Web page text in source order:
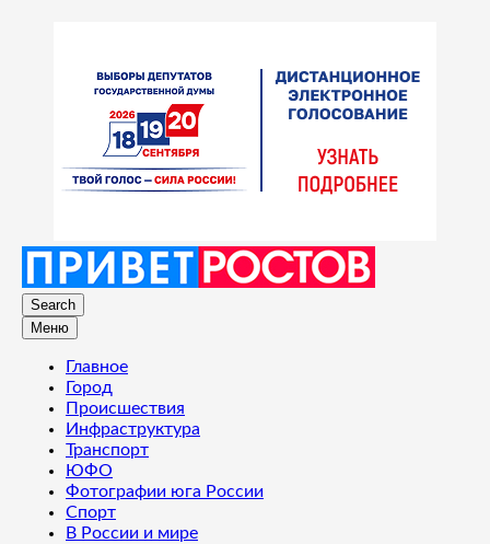
Search
Меню
Главное
Город
Происшествия
Инфраструктура
Транспорт
ЮФО
Фотографии юга России
Спорт
В России и мире